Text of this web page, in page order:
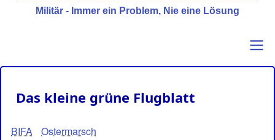
Militär - Immer ein Problem, Nie eine Lösung
links
Das kleine grüne Flugblatt
BIFA Ostermarsch